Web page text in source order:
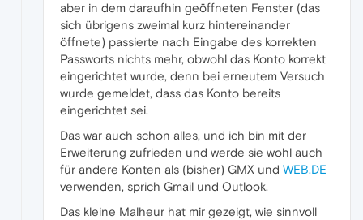
aber in dem daraufhin geöffneten Fenster (das
sich übrigens zweimal kurz hintereinander
öffnete) passierte nach Eingabe des korrekten
Passworts nichts mehr, obwohl das Konto korrekt
eingerichtet wurde, denn bei erneutem Versuch
wurde gemeldet, dass das Konto bereits
eingerichtet sei.
Das war auch schon alles, und ich bin mit der
Erweiterung zufrieden und werde sie wohl auch
für andere Konten als (bisher) GMX und WEB.DE
verwenden, sprich Gmail und Outlook.
Das kleine Malheur hat mir gezeigt, wie sinnvoll